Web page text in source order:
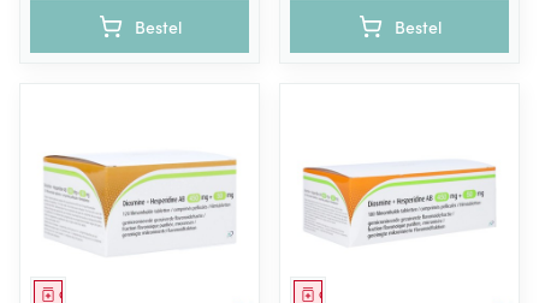
Bestel Bestel
Geneesmiddel Geneesmiddel